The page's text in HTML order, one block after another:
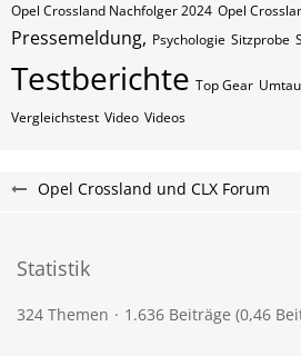
Opel Crossland Nachfolger 2024 Opel
Pressemeldung, Psychologie Sitzprobe
Testberichte Top Gear
Vergleichstest Video Videos
Opel Crossland und CLX Forum
Statistik
324 Themen 1.636 Beiträge (0,46